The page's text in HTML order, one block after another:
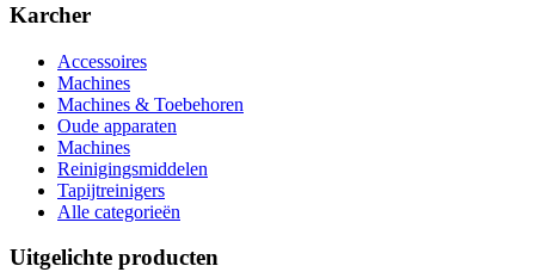
Karcher
Accessoires
Machines
Machines & Toebehoren
Oude apparaten
Machines
Reinigingsmiddelen
Tapijtreinigers
Alle categorieën
Uitgelichte producten